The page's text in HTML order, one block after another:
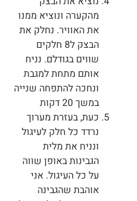
מהקערה ונוציא ממנו
את האוויר. נחלק את
הבצק ל8 חלקים
שווים בגודלם. נניח
אותם מתחת למגבת
ונחכה להתפחה שנייה
במשך 20 דקות
כעת, בעזרת מערוך
נרדד כל חלק לעיגול
ונניח את מלית
הגבינות באופן שווה
על כל העיגול. אני
אוהבת שהגבינה